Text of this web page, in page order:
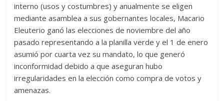
interno (usos y costumbres) y anualmente se eligen
mediante asamblea a sus gobernantes locales, Macario
Eleuterio ganó las elecciones de noviembre del año
pasado representando a la planilla verde y el 1 de enero
asumió por cuarta vez su mandato, lo que generó
inconformidad debido a que aseguran hubo
irregularidades en la elección como compra de votos y
amenazas.